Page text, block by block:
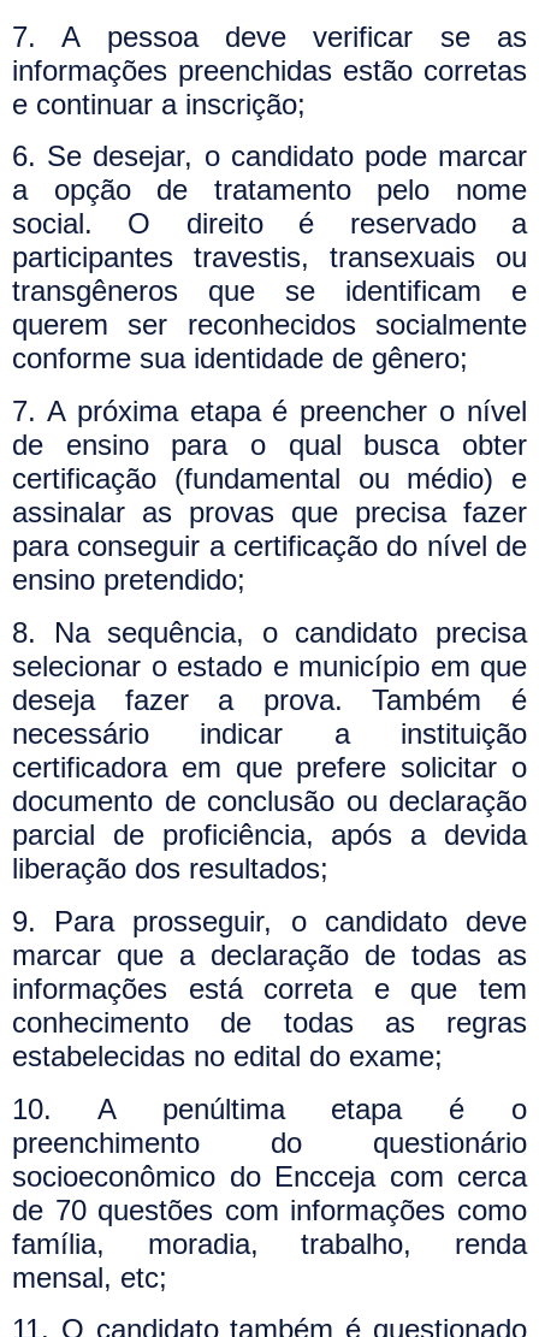
7. A pessoa deve verificar se as
informações preenchidas estão corretas
e continuar a inscrição;
6. Se desejar, o candidato pode marcar
a opção de tratamento pelo nome
social. O direito é reservado a
participantes travestis, transexuais ou
transgêneros que se identificam e
querem ser reconhecidos socialmente
conforme sua identidade de gênero;
7. A próxima etapa é preencher o nível
de ensino para o qual busca obter
certificação (fundamental ou médio) e
assinalar as provas que precisa fazer
para conseguir a certificação do nível de
ensino pretendido;
8. Na sequência, o candidato precisa
selecionar o estado e município em que
deseja fazer a prova. Também é
necessário indicar a instituição
certificadora em que prefere solicitar o
documento de conclusão ou declaração
parcial de proficiência, após a devida
liberação dos resultados;
9. Para prosseguir, o candidato deve
marcar que a declaração de todas as
informações está correta e que tem
conhecimento de todas as regras
estabelecidas no edital do exame;
10. A penúltima etapa é o
preenchimento do questionário
socioeconômico do Encceja com cerca
de 70 questões com informações como
família, moradia, trabalho, renda
mensal, etc;
11. O candidato também é questionado